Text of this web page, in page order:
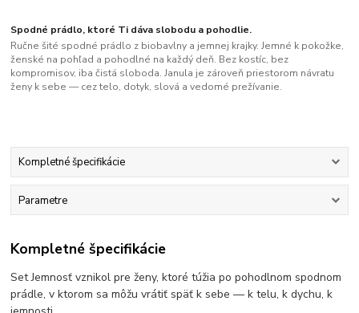
Spodné prádlo, ktoré Ti dáva slobodu a pohodlie.
Ručne šité spodné prádlo z biobavlny a jemnej krajky. Jemné k pokožke,
ženské na pohľad a pohodlné na každý deň. Bez kostíc, bez
kompromisov, iba čistá sloboda. Janula je zároveň priestorom návratu
ženy k sebe — cez telo, dotyk, slová a vedomé prežívanie.
Kompletné špecifikácie
Parametre
Kompletné špecifikácie
Set Jemnosť vznikol pre ženy, ktoré túžia po pohodlnom spodnom
prádle, v ktorom sa môžu vrátiť späť k sebe — k telu, k dychu, k